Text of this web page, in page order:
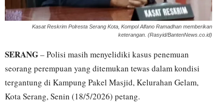
Kasat Reskrim Polresta Serang Kota, Kompol Alfano Ramadhan memberikan
keterangan. (Rasyid/BantenNews.co.id)
SERANG– Polisi masih menyelidiki kasus penemuan
seorang perempuan yang ditemukan tewas dalam kondisi
tergantung di Kampung Pakel Masjid, Kelurahan Gelam,
Kota Serang, Senin (18/5/2026) petang.